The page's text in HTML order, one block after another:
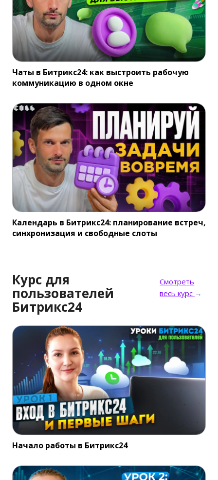
Чаты в Битрикс24: как выстроить рабочую
коммуникацию в одном окне
Календарь в Битрикс24: планирование встреч,
синхронизация и свободные слоты
Курс для
пользователей
Битрикс24
Смотреть
весь курс →
Начало работы в Битрикс24